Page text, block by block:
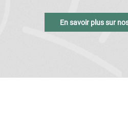
En savoir plus sur